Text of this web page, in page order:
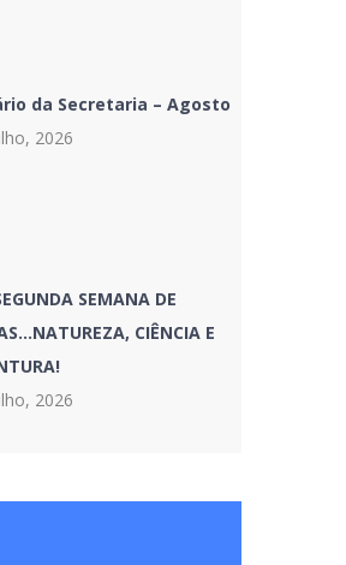
da Secretaria – Agosto
2026
SEMANA DE
CIÊNCIA E
2026